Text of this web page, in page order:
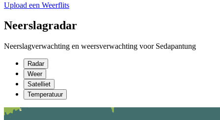
Upload een Weerflits
Neerslagradar
Neerslagverwachting en weersverwachting voor Sedapantung
Radar
Weer
Satelliet
Temperatuur